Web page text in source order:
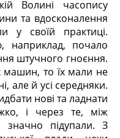
Волині часопису
та вдосконалення
у своїй практиці.
наприклад, почало
штучного гноєння.
машин, то їх мали не
але й усі середняки.
нові та ладнати
і через те, між
значно підупали. З